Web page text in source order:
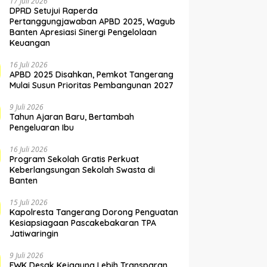
DPRD Setujui Raperda
Pertanggungjawaban APBD 2025, Wagub
Banten Apresiasi Sinergi Pengelolaan
Keuangan
16 Juli 2026
APBD 2025 Disahkan, Pemkot Tangerang
Mulai Susun Prioritas Pembangunan 2027
9 Juli 2026
Tahun Ajaran Baru, Bertambah
Pengeluaran Ibu
16 Juli 2026
Program Sekolah Gratis Perkuat
Keberlangsungan Sekolah Swasta di
Banten
15 Juli 2026
Kapolresta Tangerang Dorong Penguatan
Kesiapsiagaan Pascakebakaran TPA
Jatiwaringin
9 Juli 2026